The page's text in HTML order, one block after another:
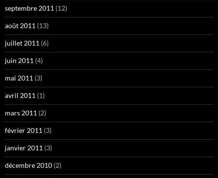
septembre 2011 (12)
août 2011 (13)
juillet 2011 (6)
juin 2011 (4)
mai 2011 (3)
avril 2011 (1)
mars 2011 (2)
février 2011 (3)
janvier 2011 (3)
décembre 2010 (2)